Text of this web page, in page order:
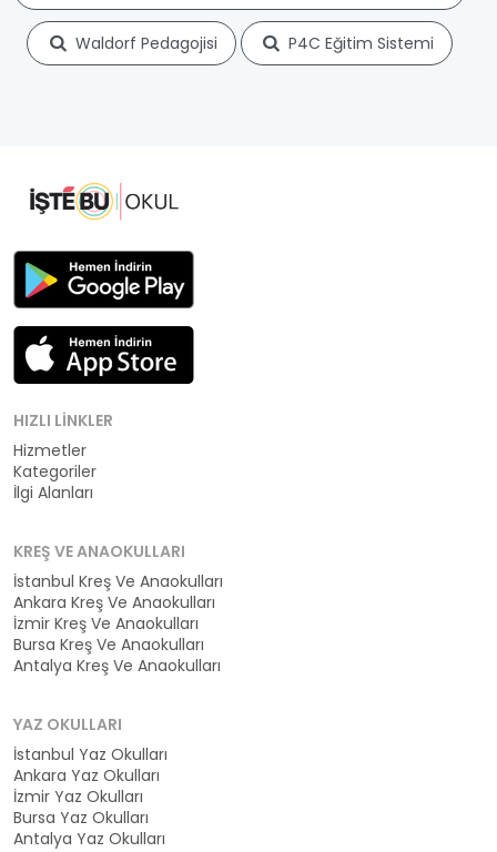
Waldorf Pedagojisi P4C Eğitim Sistemi
HIZLI LINKLER
Hizmetler
Kategoriler
İlgi Alanları
KREŞ VE ANAOKULLARI
İstanbul Kreş Ve Anaokulları
Ankara Kreş Ve Anaokulları
İzmir Kreş Ve Anaokulları
Bursa Kreş Ve Anaokulları
Antalya Kreş Ve Anaokulları
YAZ OKULLARI
İstanbul Yaz Okulları
Ankara Yaz Okulları
İzmir Yaz Okulları
Bursa Yaz Okulları
Antalya Yaz Okulları